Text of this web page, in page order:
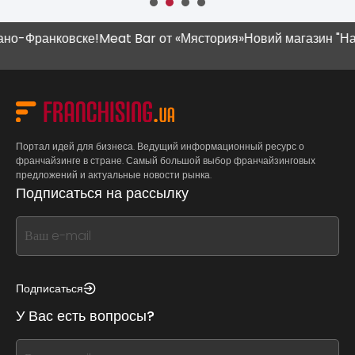
Meat Bar от «Мястория»Новий магазин "Наш
Портал идей для бизнеса. Ведущий информационный ресурс о
франчайзинге в стране. Самый большой выбор франчайзинговых
предложений и актуальные новости рынка.
Подписаться на рассылку
If
you
this,
this
form
Подписаться
У Вас есть вопросы?
If